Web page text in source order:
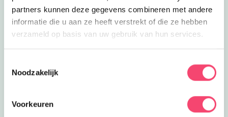
partners kunnen deze gegevens combineren met andere
informatie die u aan ze heeft verstrekt of die ze hebben
verzameld op basis van uw gebruik van hun services.
Noodzakelijk
Voorkeuren